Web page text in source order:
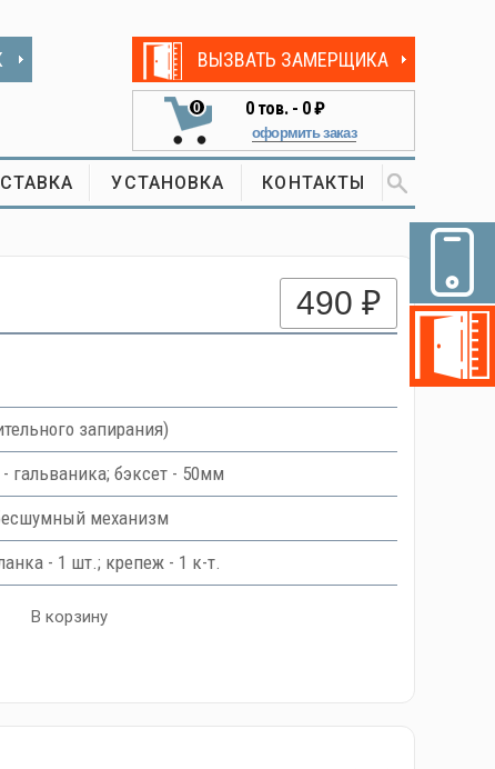
ВЫЗВАТЬ ЗАМЕРЩИКА
0 0тов. - 0 ₽
оформить заказ
УСТАНОВКА КОНТАКТЫ
490 ₽
запирания)
гальваника; бэксет - 50мм
механизм
- 1 шт.; крепеж - 1 к-т.
В корзину